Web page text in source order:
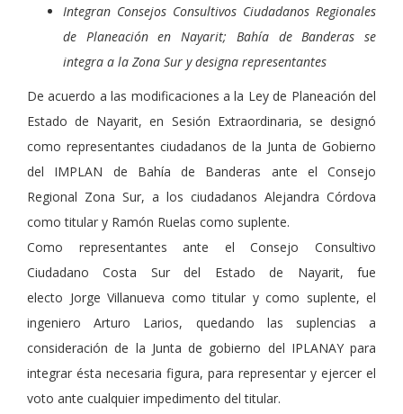
​Integran Consejos Consultivos Ciudadanos Regionales
de Planeación en Nayarit; Bahía de Banderas se
integra a la Zona Sur y designa representantes
De acuerdo a las modificaciones a la Ley de Planeación del
Estado de Nayarit, en Sesión Extraordinaria, se designó
como representantes ciudadanos de la Junta de Gobierno
del IMPLAN de Bahía de Banderas ante el Consejo
Regional Zona Sur, a los ciudadanos Alejandra Córdova
como titular y Ramón Ruelas como suplente.
Como representantes ante el Consejo Consultivo
Ciudadano Costa Sur del Estado de Nayarit, fue
electo Jorge Villanueva como titular y como suplente, el
ingeniero Arturo Larios, quedando las suplencias a
consideración de la Junta de gobierno del IPLANAY para
integrar ésta necesaria figura, para representar y ejercer el
voto ante cualquier impedimento del titular.